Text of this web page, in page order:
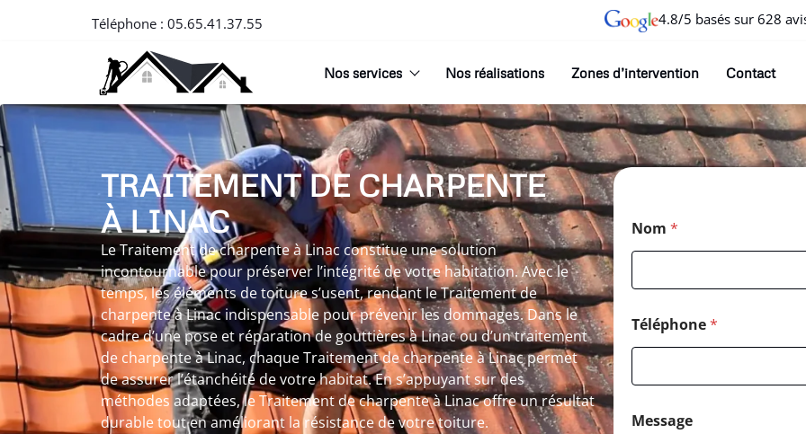
Téléphone : 05.65.41.37.55 4.8/5 basés sur 628
Nos services Nos réalisations Zones d’intervention Contact
TRAITEMENT DE CHARPENTE
À LINAC
Le Traitement de charpente à Linac constitue une solution
incontournable pour préserver l’intégrité de votre habitation. Avec le
temps, les éléments de toiture s’usent, rendant le Traitement de
charpente à Linac indispensable pour prévenir les dommages. Dans le
cadre d’une pose et réparation de gouttières à Linac ou d’un traitement
de charpente à Linac, chaque Traitement de charpente à Linac permet
de assurer l’étanchéité de votre habitat. En s’appuyant sur des
méthodes adaptées, le Traitement de charpente à Linac offre un résultat
durable tout en améliorant la résistance de votre toiture.
Nom *
Téléphone*
Message